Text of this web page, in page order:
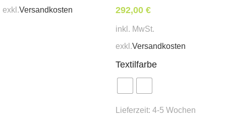
exkl.Versandkosten 292,00 €
inkl. MwSt.
exkl.Versandkosten
Textilfarbe
Lieferzeit: 4-5 Wochen